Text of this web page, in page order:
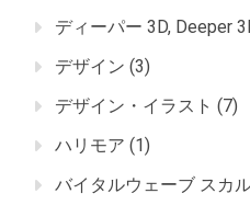
ディーパー 3D, Deeper
デザイン (3)
デザイン・イラスト (7)
ハリモア (1)
バイタルウェーブ スカ